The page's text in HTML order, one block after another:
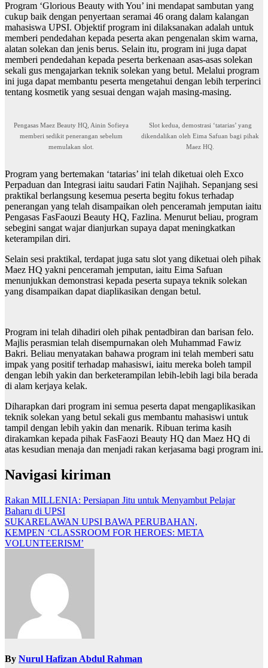
Program ‘Glorious Beauty with You’ ini mendapat sambutan yang
cukup baik dengan penyertaan seramai 46 orang dalam kalangan
mahasiswa UPSI. Objektif program ini dilaksanakan adalah untuk
memberi pendedahan kepada peserta akan pengenalan skim warna,
alatan solekan dan jenis berus. Selain itu, program ini juga dapat
memberi pendedahan kepada peserta berkenaan asas-asas solekan
sekali gus mengajarkan teknik solekan yang betul. Melalui program
ini juga dapat membantu peserta mengetahui dengan lebih terperinci
tentang kosmetik yang sesuai dengan wajah masing-masing.
Pengasas Maez Beauty HQ, Ainin Sofieya
memberi sedikit penerangan sebelum
memulakan slot.
Slot kedua, demostrasi ‘tatarias’ yang
dikendalikan oleh Eima Safuan bagi pihak
Maez HQ.
Program yang bertemakan ‘tatarias’ ini telah diketuai oleh Exco
Perpaduan dan Integrasi iaitu saudari Fatin Najihah. Sepanjang sesi
praktikal berlangsung kesemua peserta begitu fokus terhadap
penerangan yang telah disampaikan oleh penceramah jemputan iaitu
Pengasas FasFaouzi Beauty HQ, Fazlina. Menurut beliau, program
sebegini sangat wajar dianjurkan supaya dapat meningkatkan
keterampilan diri.
Selain sesi praktikal, terdapat juga satu slot yang diketuai oleh pihak
Maez HQ yakni penceramah jemputan, iaitu Eima Safuan
menunjukkan demonstrasi kepada peserta supaya teknik solekan
yang disampaikan dapat diaplikasikan dengan betul.
Program ini telah dihadiri oleh pihak pentadbiran dan barisan felo.
Majlis perasmian telah disempurnakan oleh Muhammad Fawiz
Bakri. Beliau menyatakan bahawa program ini telah memberi satu
impak yang positif terhadap mahasiswi, iaitu mereka boleh tampil
dengan lebih yakin dan berketerampilan lebih-lebih lagi bila berada
di alam kerjaya kelak.
Diharapkan dari program ini semua peserta dapat mengaplikasikan
teknik solekan yang betul sekali gus membantu mahasiswi untuk
tampil dengan lebih yakin dan menarik. Ribuan terima kasih
dirakamkan kepada pihak FasFaozi Beauty HQ dan Maez HQ di
atas kesudian menaja dan menjadi rakan kerjasama bagi program ini.
Navigasi kiriman
Rakan MILLENIA: Persiapan Jitu untuk Menyambut Pelajar
Baharu di UPSI
SUKARELAWAN UPSI BAWA PERUBAHAN,
KEMPEN ‘CLASSROOM FOR HEROES: META
VOLUNTEERISM’
By Nurul Hafizan Abdul Rahman